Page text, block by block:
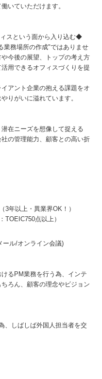
いていただけます。
スという面から入り込む◆
業務場所の作成"ではありませ
今後の展望、トップの考え方
用できるオフィスづくりを提
アント企業の抱える課題をオ
りがいに溢れています。
在ニーズを想像して捉える
の管理能力、顧客との高い折
3年以上・異業界OK！）
TOEIC750点以上）
ール/オンライン会議)
るPM業務を行う為、インテ
ろん、顧客の理念やビジョン
、しばしば外国人担当者を交